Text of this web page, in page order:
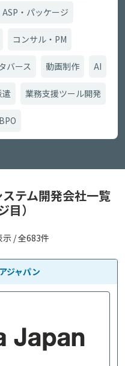
ASP・パッケージ
コンサル・PM
バース 動画制作 AI
遣 業務支援ツール開発
ステム開発会社一覧
目）
/ 全683件
ジャパン